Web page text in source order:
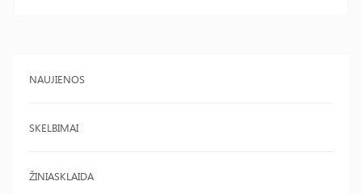
NAUJIENOS
SKELBIMAI
ŽINIASKLAIDA